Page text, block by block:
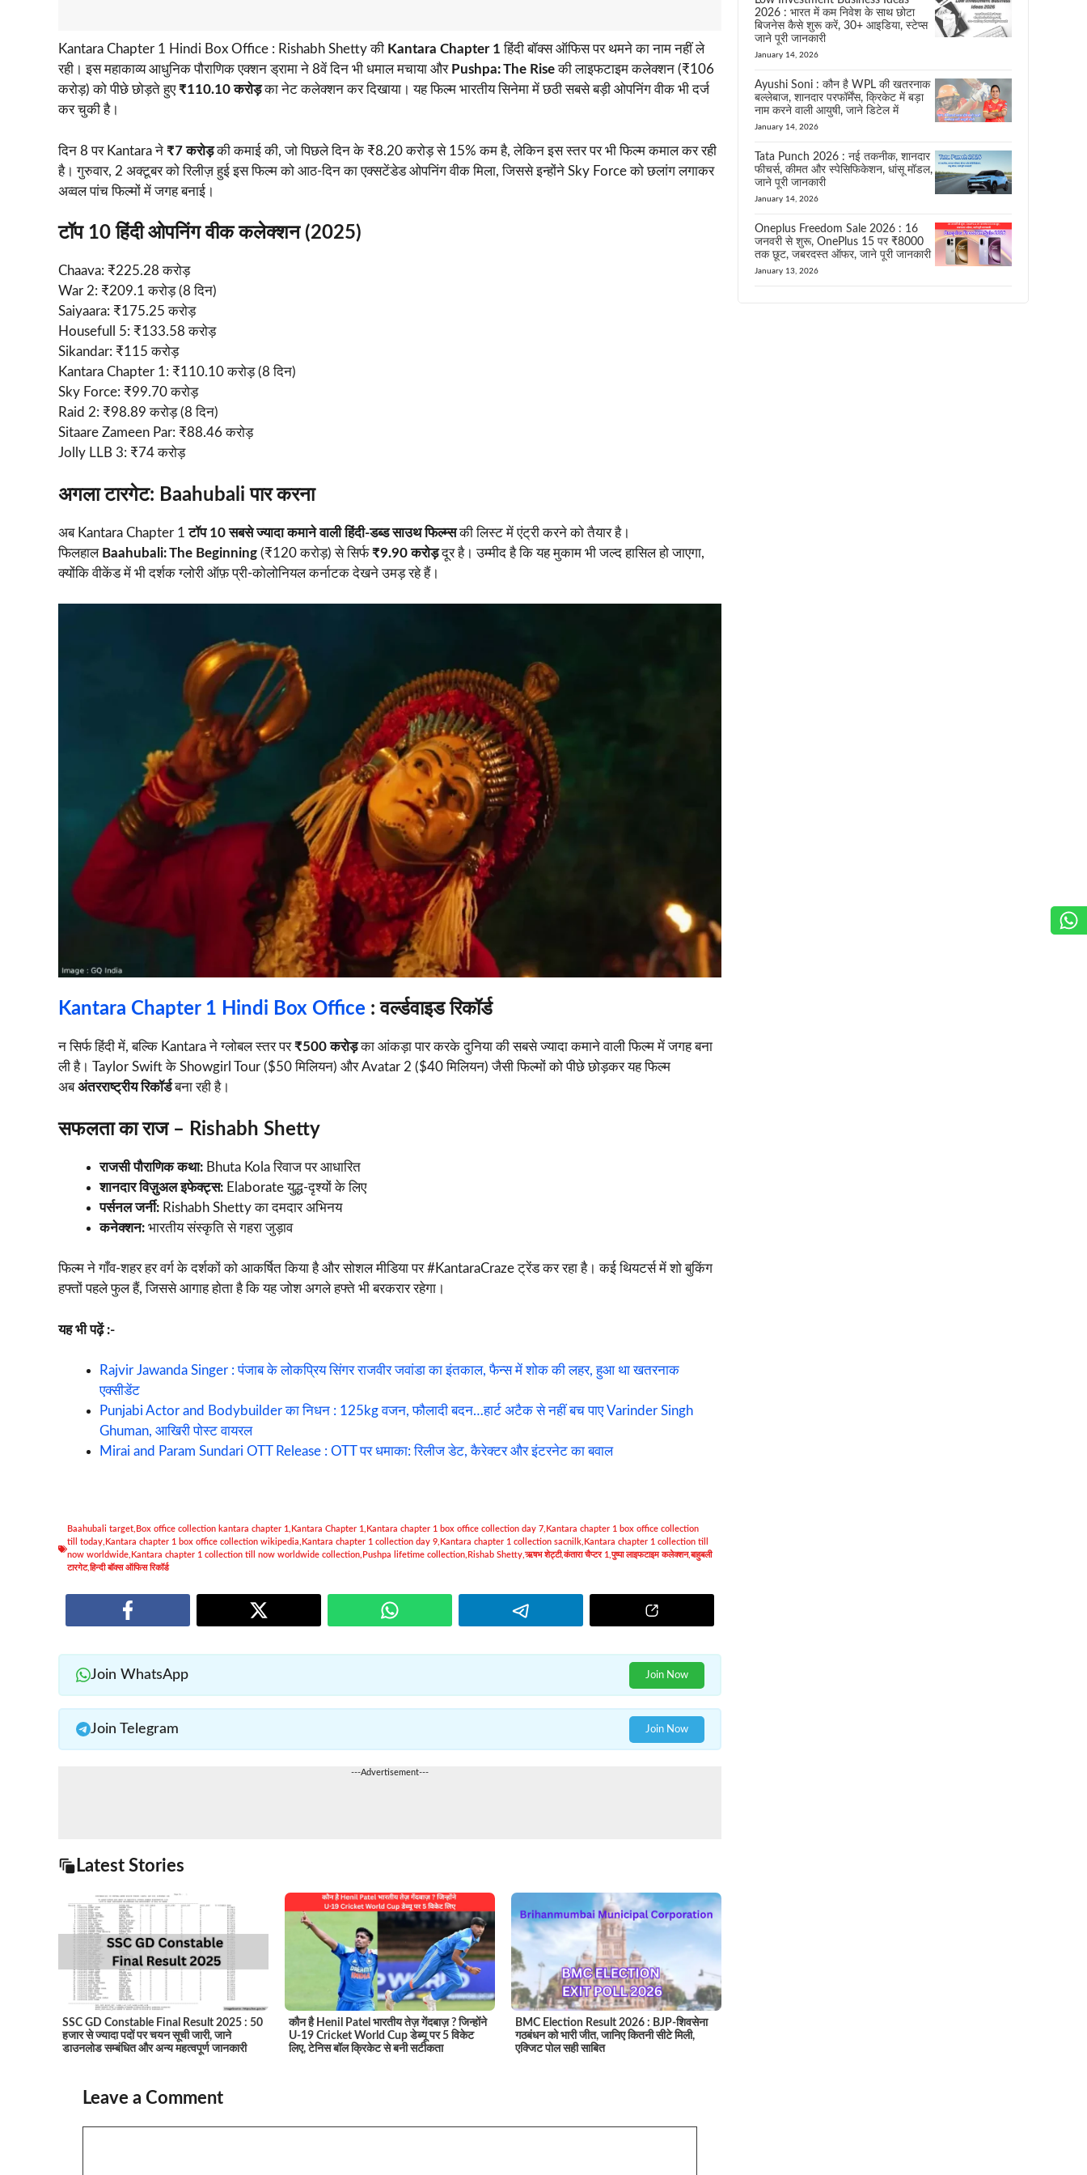
Kantara Chapter 1 Hindi Box Office : Rishabh Shetty की Kantara Chapter 1 हिंदी बॉक्स ऑफिस पर थमने का नाम नहीं ले
रही। इस महाकाव्य आधुनिक पौराणिक एक्शन ड्रामा ने 8वें दिन भी धमाल मचाया और Pushpa: The Riseकी लाइफटाइम कलेक्शन (₹106
करोड़) को पीछे छोड़ते हुए₹110.10 करोड़का नेट कलेक्शन कर दिखाया। यह फिल्म भारतीय सिनेमा में छठी सबसे बड़ी ओपनिंग वीक भी दर्ज
कर चुकी है।
दिन 8 पर Kantara ने ₹7 करोड़की कमाई की, जो पिछले दिन के ₹8.20 करोड़ से 15% कम है, लेकिन इस स्तर पर भी फिल्म कमाल कर रही
है। गुरुवार, 2 अक्टूबर को रिलीज़ हुई इस फिल्म को आठ-दिन का एक्सटेंडेड ओपनिंग वीक मिला, जिससे इन्होंने Sky Force को छलांग लगाकर
अव्वल पांच फिल्मों में जगह बनाई।
टॉप 10 हिंदी ओपनिंग वीक कलेक्शन (2025)
Chaava: ₹225.28 करोड़
War 2: ₹209.1 करोड़ (8 दिन)
Saiyaara: ₹175.25 करोड़
Housefull 5: ₹133.58 करोड़
Sikandar: ₹115 करोड़
Kantara Chapter 1: ₹110.10 करोड़ (8 दिन)
Sky Force: ₹99.70 करोड़
Raid 2: ₹98.89 करोड़ (8 दिन)
Sitaare Zameen Par: ₹88.46 करोड़
Jolly LLB 3: ₹74 करोड़
अगला टारगेट: Baahubali पार करना
अब Kantara Chapter 1टॉप 10 सबसे ज्यादा कमाने वाली हिंदी-डब्ड साउथ फिल्म्सकी लिस्ट में एंट्री करने को तैयार है।
फिलहाल Baahubali: The Beginning (₹120 करोड़) से सिर्फ₹9.90 करोड़दूर है। उम्मीद है कि यह मुकाम भी जल्द हासिल हो जाएगा,
क्योंकि वीकेंड में भी दर्शक ग्लोरी ऑफ़ प्री-कोलोनियल कर्नाटक देखने उमड़ रहे हैं।
Kantara Chapter 1 Hindi Box Office : वर्ल्डवाइड रिकॉर्ड
न सिर्फ हिंदी में, बल्कि Kantara ने ग्लोबल स्तर पर₹500 करोड़का आंकड़ा पार करके दुनिया की सबसे ज्यादा कमाने वाली फिल्म में जगह बना
ली है। Taylor Swift के Showgirl Tour ($50 मिलियन) और Avatar 2 ($40 मिलियन) जैसी फिल्मों को पीछे छोड़कर यह फिल्म
अबअंतरराष्ट्रीय रिकॉर्डबना रही है।
सफलता का राज – Rishabh Shetty
राजसी पौराणिक कथा: Bhuta Kola रिवाज पर आधारित
शानदार विज़ुअल इफेक्ट्स: Elaborate युद्ध-दृश्यों के लिए
पर्सनल जर्नी: Rishabh Shetty का दमदार अभिनय
कनेक्शन: भारतीय संस्कृति से गहरा जुड़ाव
फिल्म ने गाँव-शहर हर वर्ग के दर्शकों को आकर्षित किया है और सोशल मीडिया पर #KantaraCraze ट्रेंड कर रहा है। कई थियटर्स में शो बुकिंग
हफ्तों पहले फुल हैं, जिससे आगाह होता है कि यह जोश अगले हफ्ते भी बरकरार रहेगा।
यह भी पढ़ें :-
Rajvir Jawanda Singer : पंजाब के लोकप्रिय सिंगर राजवीर जवांडा का इंतकाल, फैन्स में शोक की लहर, हुआ था खतरनाक
एक्सीडेंट
Punjabi Actor and Bodybuilder का निधन : 125kg वजन, फौलादी बदन…हार्ट अटैक से नहीं बच पाए Varinder Singh
Ghuman, आखिरी पोस्ट वायरल
Mirai and Param Sundari OTT Release : OTT पर धमाका: रिलीज डेट, कैरेक्टर और इंटरनेट का बवाल
Baahubali target Box office collection kantara chapter 1 Kantara Chapter 1 Kantara chapter 1 box office collection day 7 Kantara chapter 1 box office collection
till today Kantara chapter 1 box office collection wikipedia Kantara chapter 1 collection day 9 Kantara chapter 1 collection sacnilk Kantara chapter 1 collection till
now worldwide Kantara chapter 1 collection till now worldwide collection Pushpa lifetime collection Rishab Shetty,ऋषभ शेट्टी,कंतारा चैप्टर 1 ,पुष्पा लाइफटाइम कलेक्शन,बाहुबली
टारगेट,हिन्दी बॉक्स ऑफिस रिकॉर्ड
Join WhatsApp Join Now
Join Telegram Join Now
---Advertisement---
Latest Stories
SSC GD Constable Final Result 2025 : 50
हजार से ज्यादा पदों पर चयन सूची जारी, जाने
डाउनलोड सम्बंधित और अन्य महत्वपूर्ण जानकारी
कौन है Henil Patel भारतीय तेज़ गेंदबाज़ ? जिन्होंने
U-19 Cricket World Cup डेब्यू पर 5 विकेट
लिए, टेनिस बॉल क्रिकेट से बनी सटीकता
BMC Election Result 2026 : BJP-शिवसेना
गठबंधन को भारी जीत, जानिए कितनी सीटे मिली,
एक्जिट पोल सही साबित
Leave a Comment
2026 : भारत में कम निवेश के साथ छोटा
बिजनेस कैसे शुरू करें, 30+ आइडिया, स्टेप्स
जाने पूरी जानकारी
January 14, 2026
Ayushi Soni : कौन है WPL की खतरनाक
बल्लेबाज, शानदार परफॉर्मेंस, क्रिकेट में बड़ा
नाम करने वाली आयुषी, जाने डिटेल में
January 14, 2026
Tata Punch 2026 : नई तकनीक, शानदार
फीचर्स, कीमत और स्पेसिफिकेशन, धांसू मॉडल,
जाने पूरी जानकारी
January 14, 2026
Oneplus Freedom Sale 2026 : 16
जनवरी से शुरू, OnePlus 15 पर ₹8000
तक छूट, जबरदस्त ऑफर, जाने पूरी जानकारी
January 13, 2026